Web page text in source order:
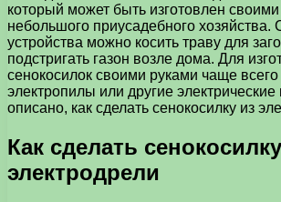
который может быть изготовлен
небольшого приусадебного хозяйства.
устройства можно косить траву для
подстригать газон возле дома. Для
сенокосилок своими руками чаще всего
электропилы или другие
описано, как сделать сенокосилку из
Как сделать
электродрели